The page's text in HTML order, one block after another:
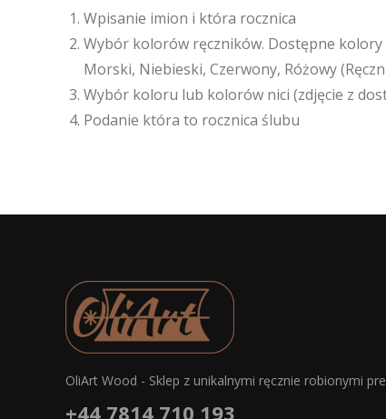
Wpisanie imion i która rocznica
Wybór kolorów ręczników. Dostępne kolory
Morski, Niebieski, Czerwony, Różowy
Wybór koloru lub kolorów nici (zdjęcie z
Podanie która to rocznica ślubu
OliArt Wood - Sklep z unikalnymi ręcznie robionymi
+44 7814 710 193